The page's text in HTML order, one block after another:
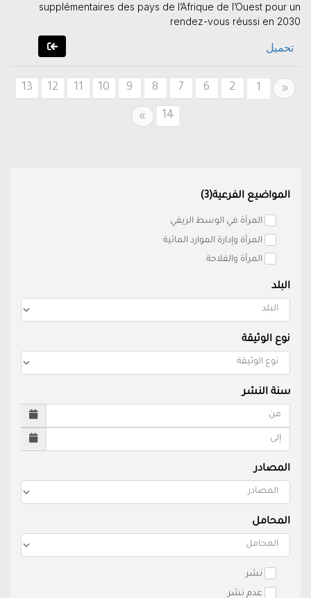
supplémentaires des pays de l’Afrique de l’Ouest pour un
rendez-vous réussi en 2030
تحميل
«
Previous
1
2
6
7
8
9
10
11
12
13
14
»
Next
المواضيع الفرعية(3)
المرأة في الوسط الريفي
المرأة وإدارة الموارد المائية
المرأة والفلاحة
البلد
نوع الوثيقة
سنة النشر
المصادر
المحامل
نشر
عدم نشر